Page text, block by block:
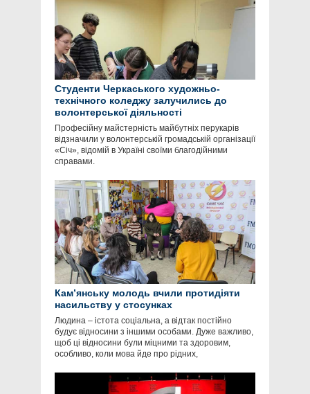
Студенти Черкаського художньо-
технічного коледжу залучились до
волонтерської діяльності
Професійну майстерність майбутніх перукарів
відзначили у волонтерській громадській організації
«Січ», відомій в Україні своїми благодійними
справами.
Кам’янську молодь вчили протидіяти
насильству у стосунках
Людина – істота соціальна, а відтак постійно
будує відносини з іншими особами. Дуже важливо,
щоб ці відносини були міцними та здоровим,
особливо, коли мова йде про рідних,